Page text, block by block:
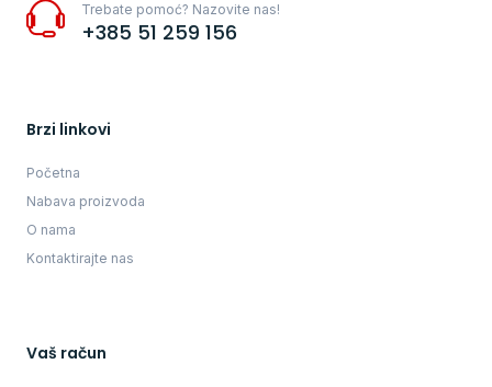
Trebate pomoć? Nazovite nas!
+385 51 259 156
Brzi linkovi
Početna
Nabava proizvoda
O nama
Kontaktirajte nas
Vaš račun